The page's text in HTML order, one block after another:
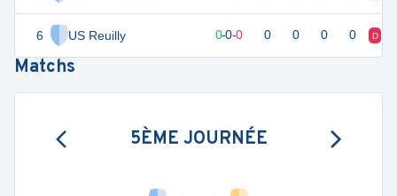
6 US Reuilly 0-0-0 0 0 0 0 D
Matchs
5ÈME JOURNÉE